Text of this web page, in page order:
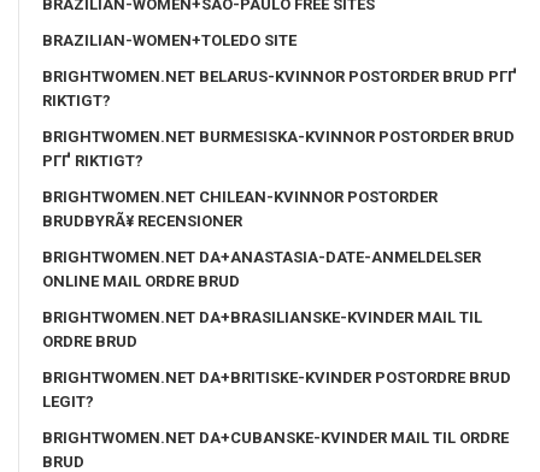
BRAZILIAN-WOMEN+SAO-PAULO FREE SITES
BRAZILIAN-WOMEN+TOLEDO SITE
BRIGHTWOMEN.NET BELARUS-KVINNOR POSTORDER BRUD PГҐ
RIKTIGT?
BRIGHTWOMEN.NET BURMESISKA-KVINNOR POSTORDER BRUD
PГҐ RIKTIGT?
BRIGHTWOMEN.NET CHILEAN-KVINNOR POSTORDER
BRUDBYRÃ¥ RECENSIONER
BRIGHTWOMEN.NET DA+ANASTASIA-DATE-ANMELDELSER
ONLINE MAIL ORDRE BRUD
BRIGHTWOMEN.NET DA+BRASILIANSKE-KVINDER MAIL TIL
ORDRE BRUD
BRIGHTWOMEN.NET DA+BRITISKE-KVINDER POSTORDRE BRUD
LEGIT?
BRIGHTWOMEN.NET DA+CUBANSKE-KVINDER MAIL TIL ORDRE
BRUD